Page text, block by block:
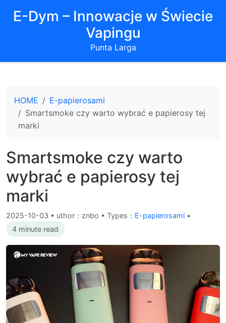
E-Dym – Innowacje w Świecie
Vapingu
Punta Larga
HOME
E-papierosami
Smartsmoke czy warto wybrać e papierosy tej
marki
Smartsmoke czy warto
wybrać e papierosy tej
marki
2025-10-03 • uthor：znbo • Types： E-papierosami •
4 minute read